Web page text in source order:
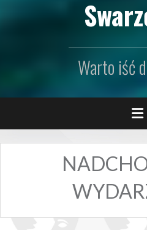
Warto iść